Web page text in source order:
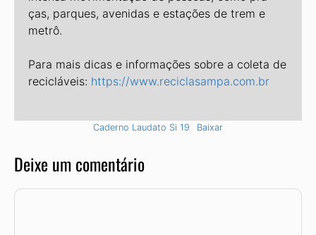
ças, parques, avenidas e estações de trem e
metrô.
Para mais dicas e informações sobre a coleta de
recicláveis: https://www.reciclasampa.com.br
Caderno Laudato Si 19 Baixar
Deixe um comentário
Comentário